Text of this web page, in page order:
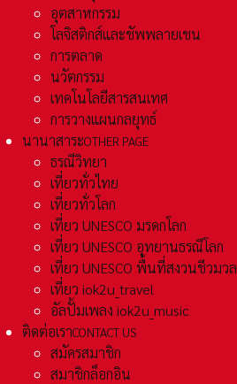
อุตสาหกรรม
โลจิสติกส์และชัพพลายเชน
การตลาด
นวัตกรรม
เทคโนโลยีสารสนเทศ
การวางแผนกลยุทธ์
นานาสาระOTHER PAGE
ธรณีวิทยา
เที่ยวทั่วไทย
เที่ยวทั่วโลก
เที่ยว UNESCO มรดกโลก
เที่ยว UNESCO อุทยานธรณีโลก
เที่ยว UNESCO พื้นที่สงวนชีวมวล
เที่ยว iok2u_travel
อัลปั้มเพลง iok2u_music
ติดต่อเราCONTACT US
สมัครสมาชิก
สมาชิกล็อกอิน